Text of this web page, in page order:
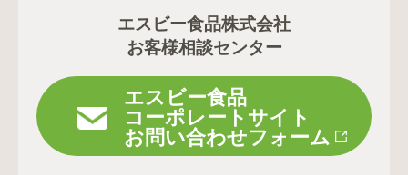
エスビー食品株式会社
お客様相談センター
エスビー食品
コーポレートサイト
お問い合わせフォーム